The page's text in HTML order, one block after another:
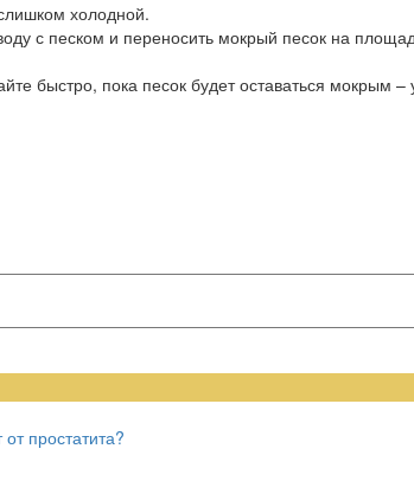
холодной.
с песком и переносить мокрый песок на
быстро, пока песок будет оставаться мокрым –
простатита?